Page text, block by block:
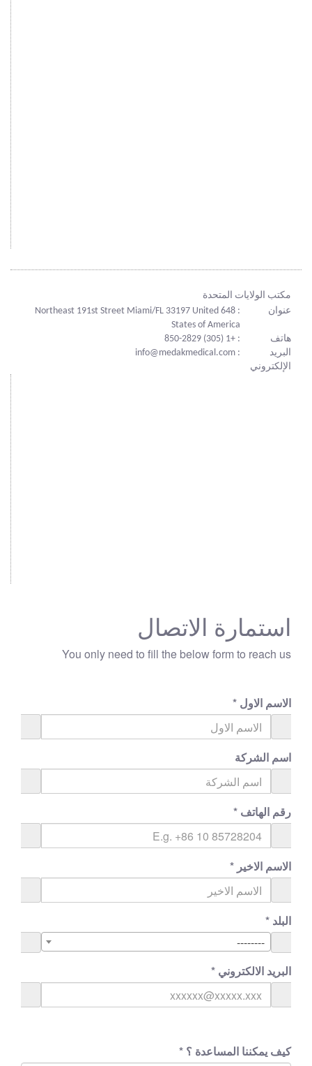
مكتب الولايات المتحدة
عنوان
: 648 Northeast 191st Street Miami/FL 33197 United
States of America
هاتف
: +1 (305) 850-2829
البريد
الإلكتروني
: info@medakmedical.com
استمارة الاتصال
You only need to fill the below form to reach us
الاسم الاول *
اسم الشركة
رقم الهاتف *
الاسم الاخير *
البلد *
--------
البريد الالكتروني *
كيف يمكننا المساعدة ؟ *